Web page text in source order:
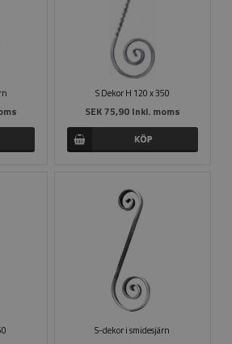
S Dekor H 120 x 350
SEK 75,90 Inkl. moms
S-dekor i smidesjärn